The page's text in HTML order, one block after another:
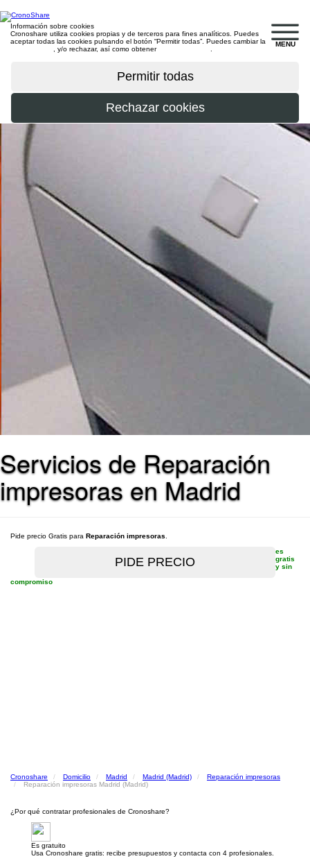
MENU
Información sobre cookies
Cronoshare utiliza cookies propias y de terceros para fines analíticos. Puedes
aceptar todas las cookies pulsando el botón “Permitir todas”. Puedes cambiar la
, y/o rechazar, así como obtener
Servicios de Reparación
impresoras en Madrid
Pide precio Gratis para Reparación impresoras
es
gratis
y sin
compromiso
Cronoshare Domicilio Madrid Madrid (Madrid)
Reparación impresoras
Reparación impresoras Madrid (Madrid)
¿Por qué contratar profesionales de Cronoshare?
Es gratuito
Usa Cronoshare gratis: recibe presupuestos y contacta con 4 profesionales.